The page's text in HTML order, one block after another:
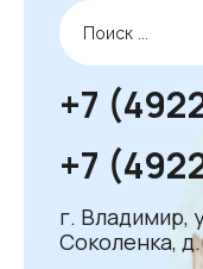
+7
+7
г. Владимир,
Соколенка,